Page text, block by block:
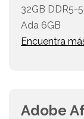
32GB DDR5-
Ada 6GB
Encuentra
Adobe